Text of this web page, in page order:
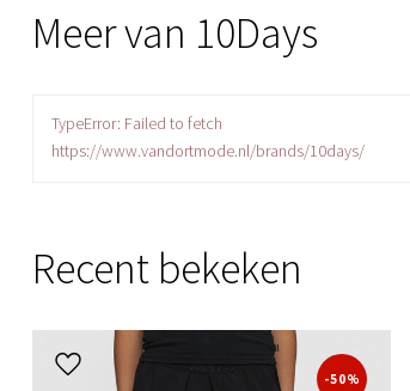
Meer van 10Days
TypeError: Failed to fetch
https://www.vandortmode.nl/brands/10days/
Recent bekeken
-50%